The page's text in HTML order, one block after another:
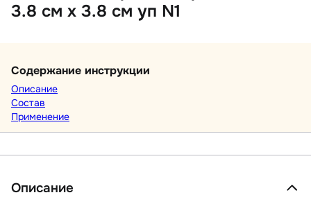
3.8 см х 3.8 см уп N1
Содержание инструкции
Описание
Состав
Применение
Описание